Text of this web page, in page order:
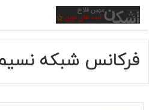
منو
فرکانس شبکه